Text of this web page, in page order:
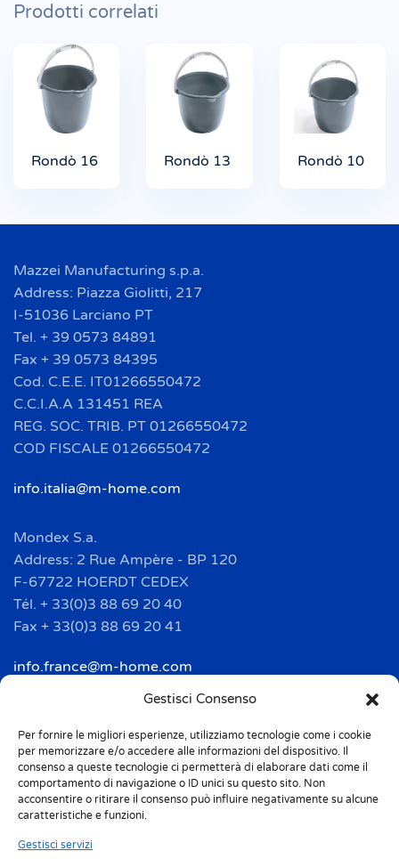
Gestisci Consenso
Per fornire le migliori esperienze, utilizziamo tecnologie come i cookie
per memorizzare e/o accedere alle informazioni del dispositivo. Il
consenso a queste tecnologie ci permetterà di elaborare dati come il
comportamento di navigazione o ID unici su questo sito. Non
acconsentire o ritirare il consenso può influire negativamente su alcune
caratteristiche e funzioni.
Gestisci servizi
Prodotti correlati
Rondò 16 Rondò 13 Rondò 10
Mazzei Manufacturing s.p.a.
Address: Piazza Giolitti, 217
I-51036 Larciano PT
Tel. + 39 0573 84891
Fax + 39 0573 84395
Cod. C.E.E. IT01266550472
C.C.I.A.A 131451 REA
REG. SOC. TRIB. PT 01266550472
COD FISCALE 01266550472
info.italia@m-home.com
Mondex S.a.
Address: 2 Rue Ampère - BP 120
F-67722 HOERDT CEDEX
Tél. + 33(0)3 88 69 20 40
Fax + 33(0)3 88 69 20 41
info.france@m-home.com
Address: Ctra de Girona, km. 101.5
E-17160 Angles (Girona)
Tel. + 34 9 72 42 32 50
Fax + 34 9 72 42 30 50
info.spain@m-home.com